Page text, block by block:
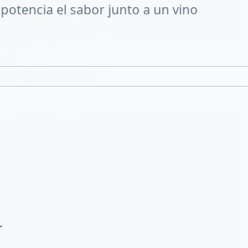
el sabor junto a un vino